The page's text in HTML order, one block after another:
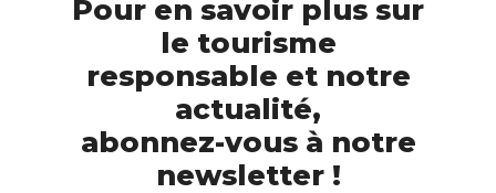
Pour en savoir plus sur
le tourisme
responsable et notre
actualité,
abonnez-vous à notre
newsletter !